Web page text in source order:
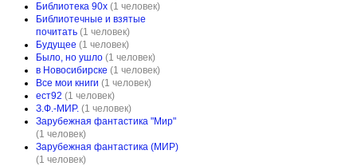
Библиотека 90х (1 человек)
Библиотечные и взятые
почитать (1 человек)
Будущее (1 человек)
Было, но ушло (1 человек)
в Новосибирске (1 человек)
Все мои книги (1 человек)
ест92 (1 человек)
З.Ф.-МИР. (1 человек)
Зарубежная фантастика "Мир"
(1 человек)
Зарубежная фантастика (МИР)
(1 человек)